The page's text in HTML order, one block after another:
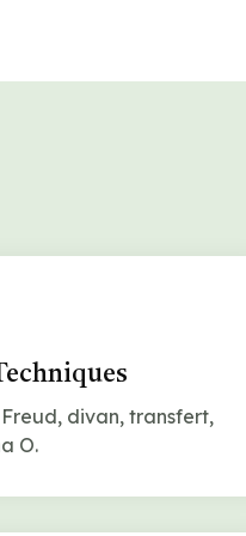
divan, transfert,
O.